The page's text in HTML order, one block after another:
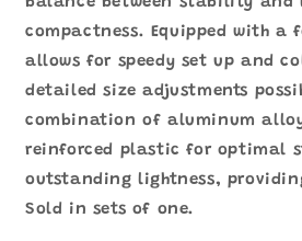
compactness. Equipped with a
allows for speedy set up and
detailed size adjustments
combination of aluminum
reinforced plastic for optimal
outstanding lightness,
Sold in sets of one.